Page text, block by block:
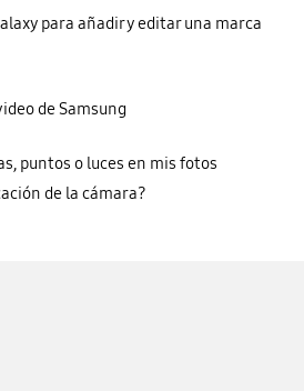
para añadir y editar una marca
de Samsung
puntos o luces en mis fotos
de la cámara?